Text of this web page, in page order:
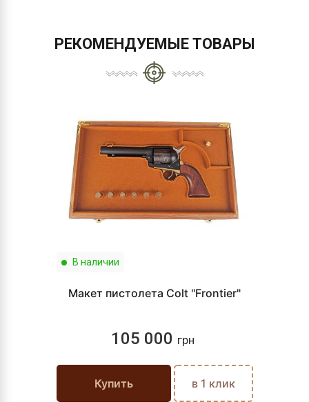
РЕКОМЕНДУЕМЫЕ ТОВАРЫ
В наличии
Макет пистолета Colt "Frontier"
105 000 грн
Купить в 1 клик